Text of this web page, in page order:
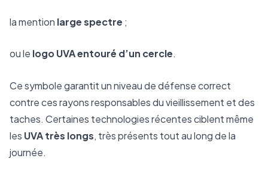
la mention large spectre ;
ou le logo UVA entouré d’un cercle.
Ce symbole garantit un niveau de défense correct
contre ces rayons responsables du vieillissement et des
taches. Certaines technologies récentes ciblent même
les UVA très longs, très présents tout au long de la
journée.